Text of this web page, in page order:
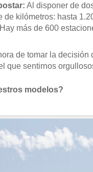
Al disponer de
kilómetros: hasta
Hay más de 600
de tomar la
que sentirnos
modelos?